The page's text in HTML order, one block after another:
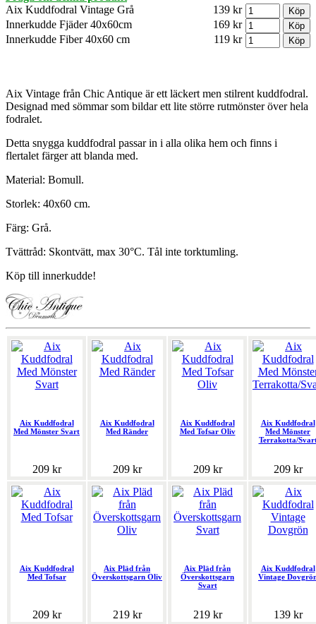
Aix Kuddfodral Vintage Grå
139 kr
Innerkudde Fjäder 40x60cm
169 kr
Innerkudde Fiber 40x60 cm
119 kr
Aix Vintage från Chic Antique är ett läckert men stilrent kuddfodral.
Designad med sömmar som bildar ett lite större rutmönster över hela
fodralet.
Detta snygga kuddfodral passar in i alla olika hem och finns i
flertalet färger att blanda med.
Material: Bomull.
Storlek: 40x60 cm.
Färg: Grå.
Tvättråd: Skontvätt, max 30°C. Tål inte torktumling.
Köp till innerkudde!
Aix Kuddfodral
Med Mönster Svart
209 kr
Aix Kuddfodral
Med Ränder
209 kr
Aix Kuddfodral
Med Tofsar Oliv
209 kr
Aix Kuddfodral
Med Mönster
Terrakotta/
209 kr
Aix Kuddfodral
Med Tofsar
209 kr
Aix Pläd från
Överskottsgarn Oliv
219 kr
Aix Pläd från
Överskottsgarn
Svart
219 kr
Aix Kuddfodral
Vintage
139 kr